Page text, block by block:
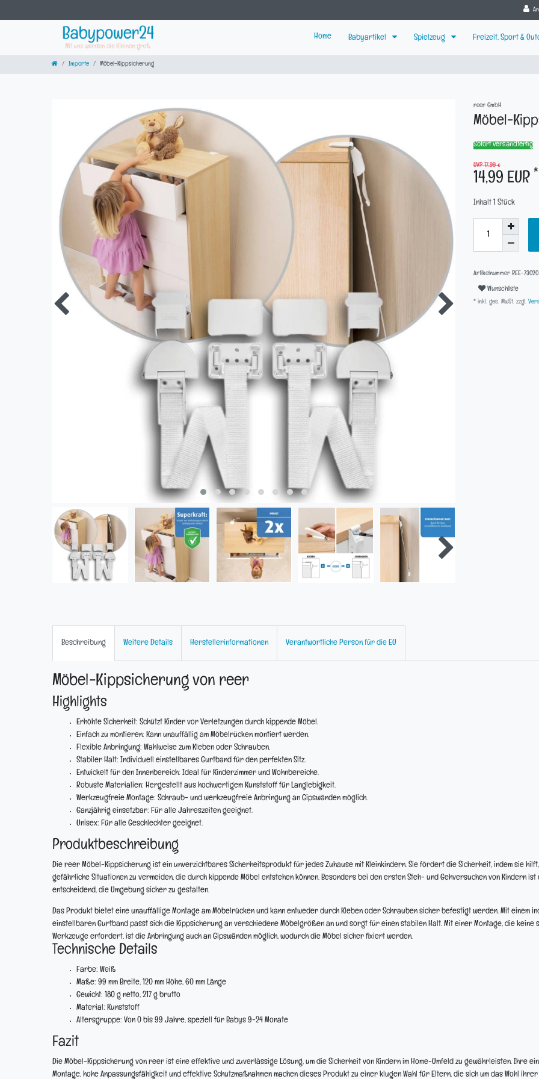
Home Babyartikel Spielzeug Freizeit, Sport &
Importe Möbel-Kippsicherung
reer GmbH
Möbel-
Sofort versandfertig
UVP 17,99 €
14,99 EUR
*
Inhalt Stück
Artikelnummer REE-73020
Wunschliste
* inkl. ges. MwSt. zzgl.
Beschreibung Weitere Details Herstellerinformationen Verantwortliche Person für die EU
Möbel-Kippsicherung von reer
Highlights
Erhöhte Sicherheit: Schützt Kinder vor Verletzungen durch kippende Möbel.
Einfach zu montieren: Kann unauffällig am Möbelrücken montiert werden.
Flexible Anbringung: Wahlweise zum Kleben oder Schrauben.
Stabiler Halt: Individuell einstellbares Gurtband für den perfekten Sitz.
Entwickelt für den Innenbereich: Ideal für Kinderzimmer und Wohnbereiche.
Robuste Materialien: Hergestellt aus hochwertigem Kunststoff für Langlebigkeit.
Werkzeugfreie Montage: Schraub- und werkzeugfreie Anbringung an Gipswänden möglich.
Ganzjährig einsetzbar: Für alle Jahreszeiten geeignet.
Unisex: Für alle Geschlechter geeignet.
Produktbeschreibung
Die reer Möbel-Kippsicherung ist ein unverzichtbares Sicherheitsprodukt für jedes Zuhause mit Kleinkindern. Sie fördert die Sicherheit, indem sie hilft,
gefährliche Situationen zu vermeiden, die durch kippende Möbel entstehen können. Besonders bei den ersten Steh- und Gehversuchen von Kindern ist
entscheidend, die Umgebung sicher zu gestalten.
Das Produkt bietet eine unauffällige Montage am Möbelrücken und kann entweder durch Kleben oder Schrauben sicher befestigt werden. Mit einem
einstellbaren Gurtband passt sich die Kippsicherung an verschiedene Möbelgrößen an und sorgt für einen stabilen Halt. Mit einer Montage, die keine
Werkzeuge erfordert, ist die Anbringung auch an Gipswänden möglich, wodurch die Möbel sicher fixiert werden.
Technische Details
Farbe: Weiß
Maße: 99 mm Breite, 120 mm Höhe, 60 mm Länge
Gewicht: 180 g netto, 217 g brutto
Material: Kunststoff
Altersgruppe: Von 0 bis 99 Jahre, speziell für Babys 9-24 Monate
Fazit
Die Möbel-Kippsicherung von reer ist eine effektive und zuverlässige Lösung, um die Sicherheit von Kindern im Home-Umfeld zu gewährleisten. Ihre
Montage, hohe Anpassungsfähigkeit und effektive Schutzmaßnahmen machen dieses Produkt zu einer klugen Wahl für Eltern, die sich um das Wohl ihrer